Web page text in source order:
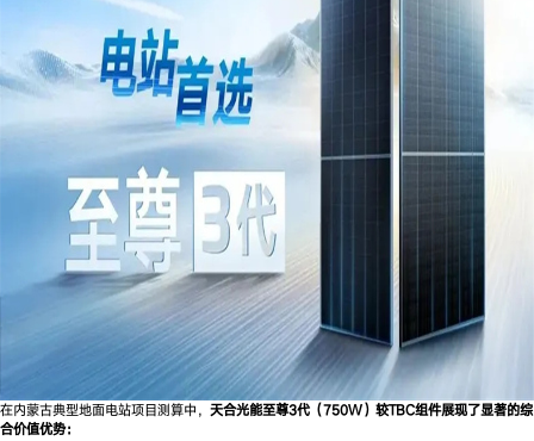
在内蒙古典型地面电站项目测算中， 天合光能至尊3代（750W）较TBC组件展现了显著的综
合价值优势：